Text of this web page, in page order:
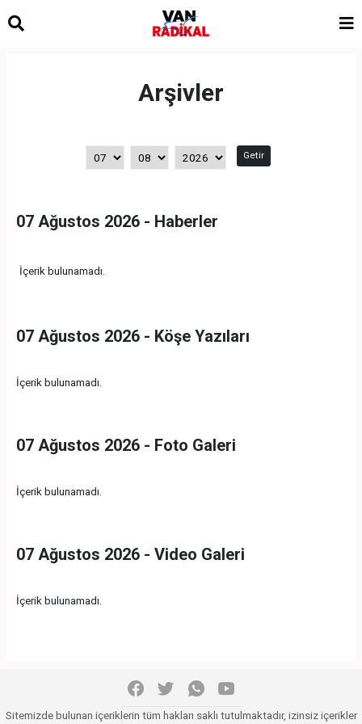
Arşivler
Getir
07 Ağustos 2026 - Haberler
İçerik bulunamadı.
07 Ağustos 2026 - Köşe Yazıları
İçerik bulunamadı.
07 Ağustos 2026 - Foto Galeri
İçerik bulunamadı.
07 Ağustos 2026 - Video Galeri
İçerik bulunamadı.
Sitemizde bulunan içeriklerin tüm hakları saklı tutulmaktadır, izinsiz içerikler